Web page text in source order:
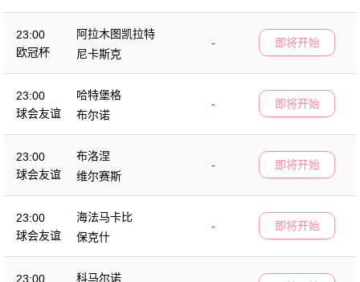
23:00
欧冠杯
阿拉木图凯拉特
-
尼卡斯克
即将开始
23:00
球会友谊
哈特堡格
-
布尔诺
即将开始
23:00
球会友谊
布洛涅
-
维尔赛斯
即将开始
23:00
球会友谊
海法马卡比
-
保克什
即将开始
23:00 科马尔诺